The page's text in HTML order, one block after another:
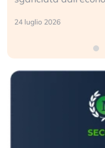
24 luglio 2026